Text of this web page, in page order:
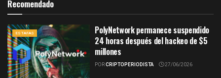
Recomendado
ESTAFAS
PolyNetwork permanece suspendido
24 horas después del hackeo de $5
millones
PORCRIPTOPERIODISTA 27/06/2026